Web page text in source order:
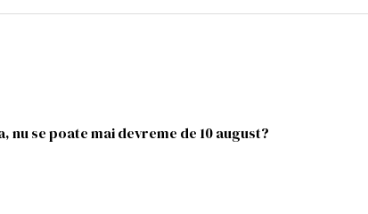
nu se poate mai devreme de 10 august?